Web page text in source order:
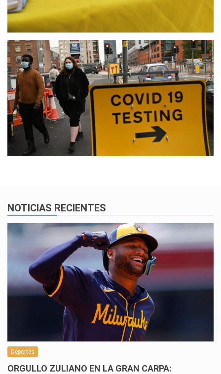
NOTICIAS RECIENTES
Deportes
ORGULLO ZULIANO EN LA GRAN CARPA: